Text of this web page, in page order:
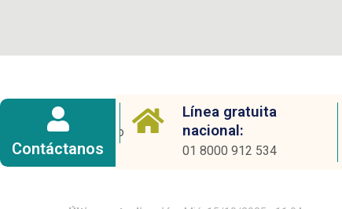
Contáctanos
electrónico
Línea gratuita
nacional:
01 8000 912 534